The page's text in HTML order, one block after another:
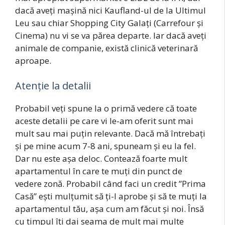
dacă aveți mașină nici Kaufland-ul de la Ultimul
Leu sau chiar Shopping City Galați (Carrefour și
Cinema) nu vi se va părea departe. Iar dacă aveți
animale de companie, există clinică veterinară
aproape.
Atenție la detalii
Probabil veți spune la o primă vedere că toate
aceste detalii pe care vi le-am oferit sunt mai
mult sau mai puțin relevante. Dacă mă întrebați
și pe mine acum 7-8 ani, spuneam și eu la fel.
Dar nu este așa deloc. Contează foarte mult
apartamentul în care te muți din punct de
vedere zonă. Probabil când faci un credit ”Prima
Casă” ești mulțumit să ți-l aprobe și să te muți la
apartamentul tău, așa cum am făcut și noi. Însă
cu timpul îți dai seama de mult mai multe